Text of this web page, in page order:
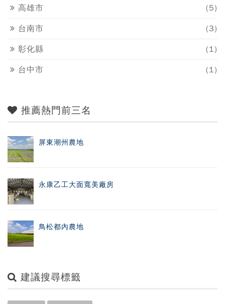
高雄市 (5)
台南市 (3)
彰化縣 (1)
台中市 (1)
推薦熱門前三名
屏東潮州農地
永康乙工大面寬美廠房
鳥松都內農地
建議搜尋標籤